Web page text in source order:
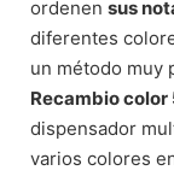
ordenen sus
diferentes
un método muy
Recambio color
dispensador
varios colores